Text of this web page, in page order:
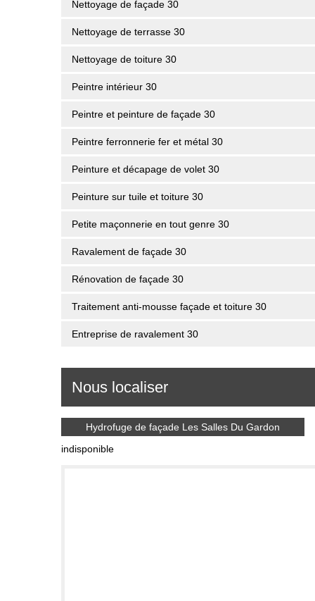
Nettoyage de façade 30
Nettoyage de terrasse 30
Nettoyage de toiture 30
Peintre intérieur 30
Peintre et peinture de façade 30
Peintre ferronnerie fer et métal 30
Peinture et décapage de volet 30
Peinture sur tuile et toiture 30
Petite maçonnerie en tout genre 30
Ravalement de façade 30
Rénovation de façade 30
Traitement anti-mousse façade et toiture 30
Entreprise de ravalement 30
Nous localiser
Hydrofuge de façade Les Salles Du Gardon
indisponible